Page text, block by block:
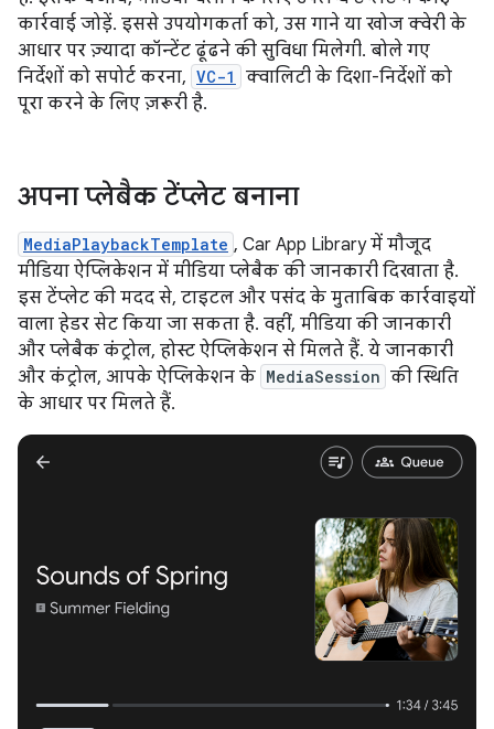
कार्रवाई जोड़ें. इससे उपयोगकर्ता को, उस गाने या खोज क्वेरी के
आधार पर ज़्यादा कॉन्टेंट ढूंढने की सुविधा मिलेगी. बोले गए
निर्देशों को सपोर्ट करना, VC-1
क्वालिटी के दिशा-निर्देशों को
पूरा करने के लिए ज़रूरी है.
अपना प्लेबैक टेंप्लेट बनाना
MediaPlaybackTemplate , Car App Library में मौजूद
मीडिया ऐप्लिकेशन में मीडिया प्लेबैक की जानकारी दिखाता है.
इस टेंप्लेट की मदद से, टाइटल और पसंद के मुताबिक कार्रवाइयों
वाला हेडर सेट किया जा सकता है. वहीं, मीडिया की जानकारी
और प्लेबैक कंट्रोल, होस्ट ऐप्लिकेशन से मिलते हैं. ये जानकारी
और कंट्रोल, आपके ऐप्लिकेशन के MediaSession की स्थिति
के आधार पर मिलते हैं.